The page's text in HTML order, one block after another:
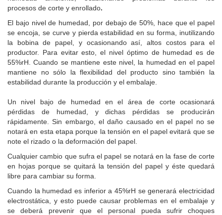
procesos de corte y enrollado.
El bajo nivel de humedad, por debajo de 50%, hace que el papel
se encoja, se curve y pierda estabilidad en su forma, inutilizando
la bobina de papel, y ocasionando así, altos costos para el
productor. Para evitar esto, el nivel óptimo de humedad es de
55%rH. Cuando se mantiene este nivel, la humedad en el papel
mantiene no sólo la flexibilidad del producto sino también la
estabilidad durante la producción y el embalaje.
Un nivel bajo de humedad en el área de corte ocasionará
pérdidas de humedad, y dichas pérdidas se producirán
rápidamente. Sin embargo, el daño causado en el papel no se
notará en esta etapa porque la tensión en el papel evitará que se
note el rizado o la deformación del papel.
Cualquier cambio que sufra el papel se notará en la fase de corte
en hojas porque se quitará la tensión del papel y éste quedará
libre para cambiar su forma.
Cuando la humedad es inferior a 45%rH se generará electricidad
electrostática, y esto puede causar problemas en el embalaje y
se deberá prevenir que el personal pueda sufrir choques